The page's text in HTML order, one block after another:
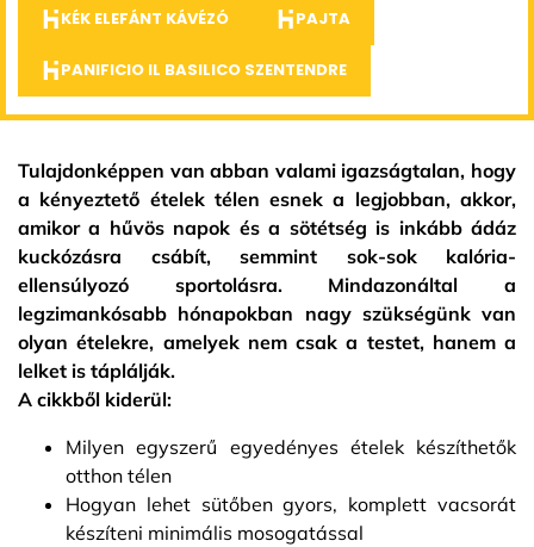
KÉK ELEFÁNT KÁVÉZÓ PAJTA
PANIFICIO IL BASILICO SZENTENDRE
Tulajdonképpen van abban valami igazságtalan, hogy
a kényeztető ételek télen esnek a legjobban, akkor,
amikor a hűvös napok és a sötétség is inkább ádáz
kuckózásra csábít, semmint sok-sok kalória-
ellensúlyozó sportolásra. Mindazonáltal a
legzimankósabb hónapokban nagy szükségünk van
olyan ételekre, amelyek nem csak a testet, hanem a
lelket is táplálják.
A cikkből kiderül:
Milyen egyszerű egyedényes ételek készíthetők
otthon télen
Hogyan lehet sütőben gyors, komplett vacsorát
készíteni minimális mosogatással